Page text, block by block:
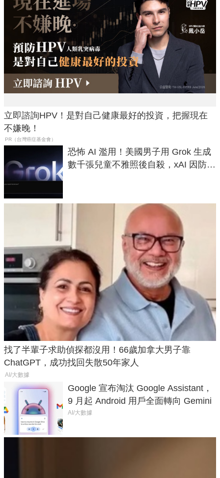
立即諮詢HPV！是對自己健康最好的投資，把握現在
不嫌晚！
PR（台灣癌症基金會）
恐怖 AI 濫用！美國男子用 Grok 生成
數千張兒童不雅照後自殺，xAI 因防護
找了半輩子求助偵探都沒用！66歲加拿大男子靠
ChatGPT，成功找回失散50年家人
AI/大數據
Google 宣布淘汰 Google Assistant，
9 月起 Android 用戶全面轉向 Gemini
AI/大數據